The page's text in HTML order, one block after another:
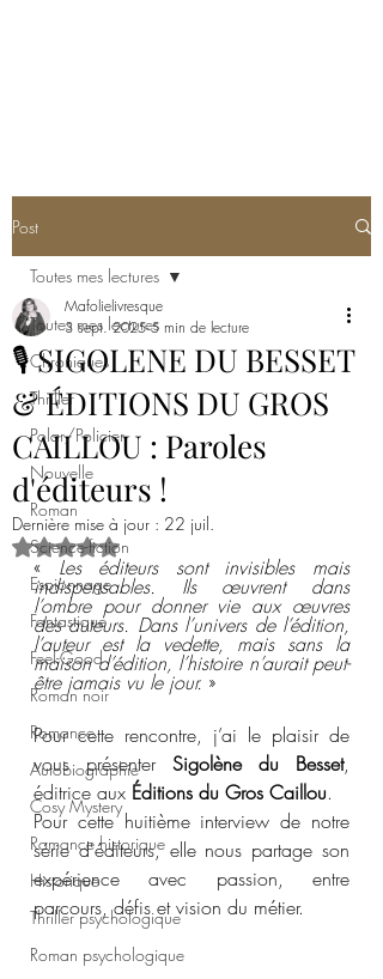
Post
Toutes mes lectures
Chroniques
Thriller
Polar/Policier
Nouvelle
Roman
Science-fiction
Espionnage
Fantastique
Feel-Good
Roman noir
Romance
Autobiographie
Cosy Mystery
Romance historique
Historique
Thriller psychologique
Roman psychologique
Toutes mes lectures
🎙️ SIGOLENE DU BESSET
& ÉDITIONS DU GROS
CAILLOU : Paroles
d'éditeurs !
Mafolielivresque
3 sept. 2025 5 min de lecture
Dernière mise à jour : 22 juil.
Noté NaN étoiles sur 5.
« Les éditeurs sont invisibles mais
indispensables. Ils œuvrent dans
l’ombre pour donner vie aux œuvres
des auteurs. Dans l’univers de l’édition,
l’auteur est la vedette, mais sans la
maison d’édition, l’histoire n’aurait peut-
être jamais vu le jour. »
Pour cette rencontre, j’ai le plaisir de
vous présenter Sigolène du Besset
éditrice aux Éditions du Gros Caillou.
Pour cette huitième interview de notre
série d'éditeurs, elle nous partage son
expérience avec passion, entre
parcours, défis et vision du métier.